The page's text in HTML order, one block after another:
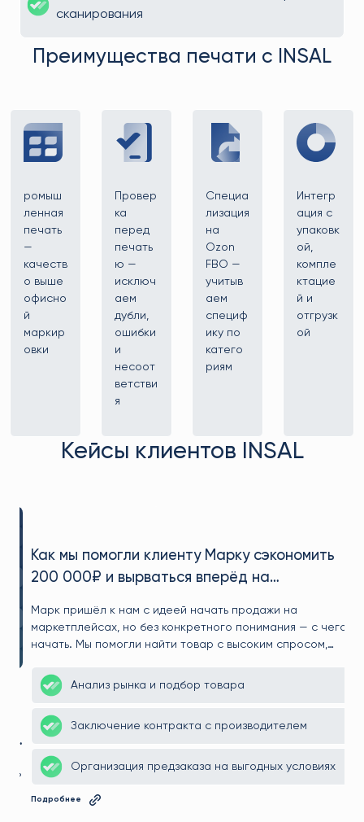
сканирования
Преимущества печати с INSAL
ромыш
ленная
печать
—
качеств
о выше
офисно
й
маркир
овки
Провер
ка
перед
печать
ю —
исключ
аем
дубли,
ошибки
и
несоот
ветстви
я
Специа
лизация
на
Ozon
FBO —
учитыв
аем
специф
ику по
катего
риям
Интегр
ация с
упаковк
ой,
компле
ктацие
й и
отгрузк
ой
Кейсы клиентов INSAL
Как мы помогли клиенту Марку сэкономить
200 000₽ и вырваться вперёд на
маркетплейсе
Марк пришёл к нам с идеей начать продажи на
начать. Мы помогли найти товар с высоким спросом,